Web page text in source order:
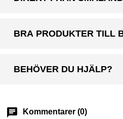
BRA PRODUKTER TILL
BEHÖVER DU HJÄLP?
chat Kommentarer (0)